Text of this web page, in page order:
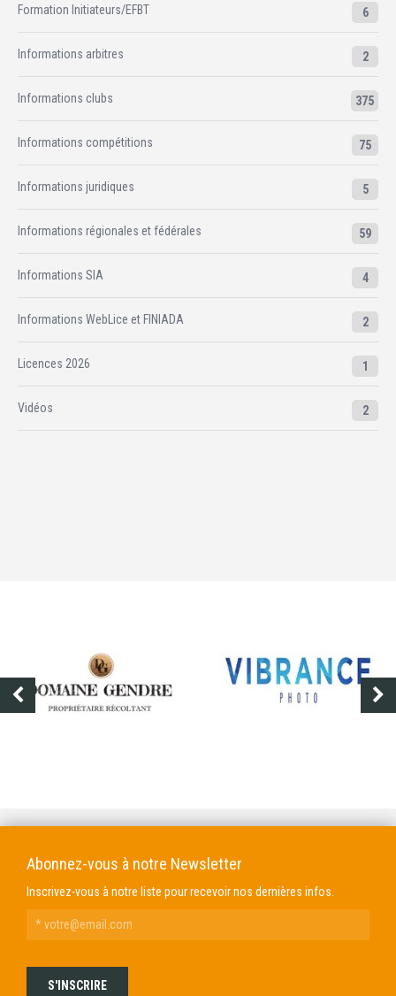
Formation Initiateurs/EFBT 6
Informations arbitres 2
Informations clubs 375
Informations compétitions 75
Informations juridiques 5
Informations régionales et fédérales 59
Informations SIA 4
Informations WebLice et FINIADA 2
Licences 2026 1
Vidéos 2
Abonnez-vous à notre Newsletter
Inscrivez-vous à notre liste pour recevoir nos dernières infos.